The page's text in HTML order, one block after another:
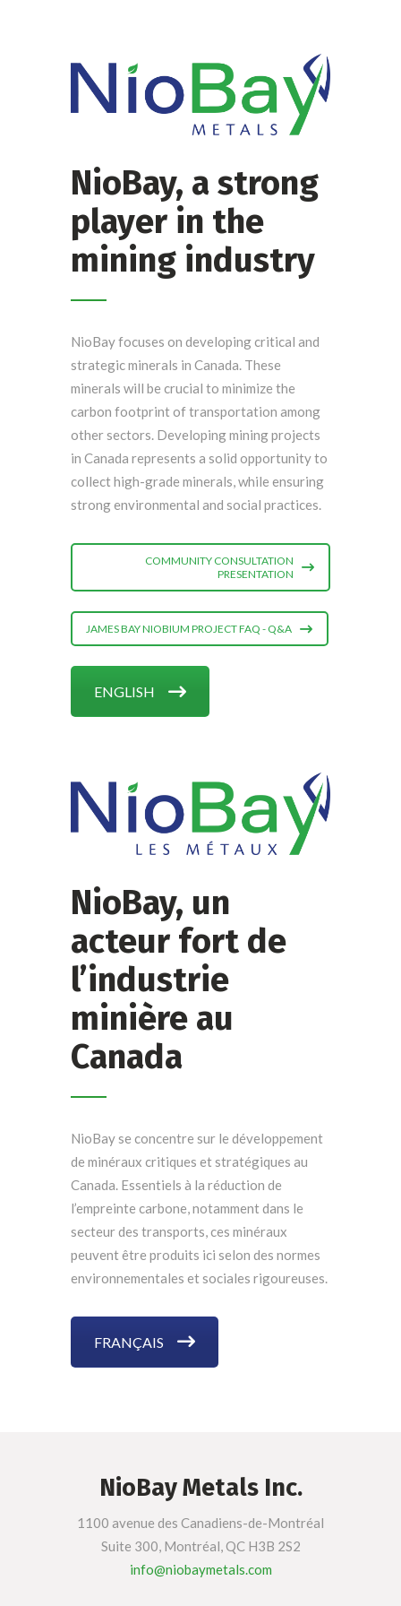
NioBay, a strong
player in the
mining industry
NioBay focuses on developing critical and
strategic minerals in Canada. These
minerals will be crucial to minimize the
carbon footprint of transportation among
other sectors. Developing mining projects
in Canada represents a solid opportunity to
collect high-grade minerals, while ensuring
strong environmental and social practices.
COMMUNITY CONSULTATION
PRESENTATION
JAMES BAY NIOBIUM PROJECT FAQ - Q&A
ENGLISH
NioBay, un
acteur fort de
l’industrie
minière au
Canada
NioBay se concentre sur le développement
de minéraux critiques et stratégiques au
Canada. Essentiels à la réduction de
l’empreinte carbone, notamment dans le
secteur des transports, ces minéraux
peuvent être produits ici selon des normes
environnementales et sociales rigoureuses.
FRANÇAIS
NioBay Metals Inc.
1100 avenue des Canadiens-de-Montréal
Suite 300, Montréal, QC H3B 2S2
info@niobaymetals.com